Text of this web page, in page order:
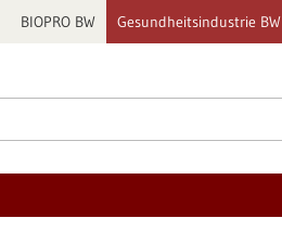
BIOPRO BW Gesundheitsindustrie BW